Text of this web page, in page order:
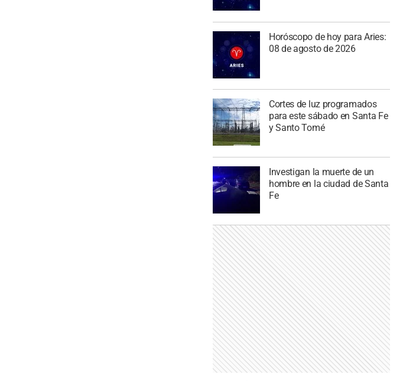
Horóscopo de hoy para Aries:
08 de agosto de 2026
Cortes de luz programados
para este sábado en Santa Fe
y Santo Tomé
Investigan la muerte de un
hombre en la ciudad de Santa
Fe